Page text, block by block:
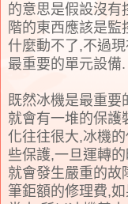
的意思是假設沒有
階的東西應該是監
什麼動不了,不過
最重要的單元設備.
既然冰機是最重
就會有一堆的保護
化往往很大,冰機
些保護,一旦運轉
就會發生嚴重的故
筆鉅額的修理費,